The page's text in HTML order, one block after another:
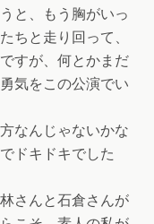
と、もう胸がいっ
ちと走り回って、
すが、何とかまだ
気をこの公演でい
なんじゃないかな
ドキドキでした
さんと石倉さんが